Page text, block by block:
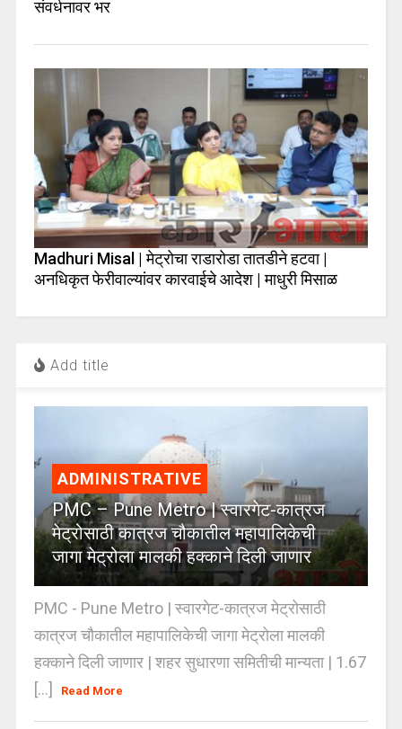
संवर्धनावर भर
Madhuri Misal | मेट्रोचा राडारोडा तातडीने हटवा |
अनधिकृत फेरीवाल्यांवर कारवाईचे आदेश | माधुरी मिसाळ
Add title
ADMINISTRATIVE
PMC – Pune Metro | स्वारगेट-कात्रज
मेट्रोसाठी कात्रज चौकातील महापालिकेची
जागा मेट्रोला मालकी हक्काने दिली जाणार
PMC - Pune Metro | स्वारगेट-कात्रज मेट्रोसाठी
कात्रज चौकातील महापालिकेची जागा मेट्रोला मालकी
हक्काने दिली जाणार | शहर सुधारणा समितीची मान्यता | 1.67
[...]
Read More